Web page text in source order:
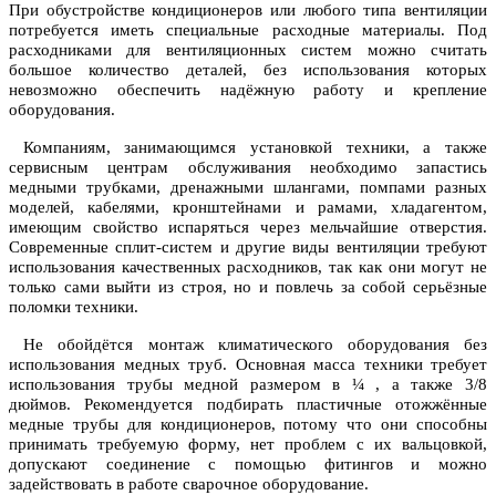
При обустройстве кондиционеров или любого типа вентиляции
потребуется иметь специальные расходные материалы. Под
расходниками для вентиляционных систем можно считать
большое количество деталей, без использования которых
невозможно обеспечить надёжную работу и крепление
оборудования.
Компаниям, занимающимся установкой техники, а также
сервисным центрам обслуживания необходимо запастись
медными трубками, дренажными шлангами, помпами разных
моделей, кабелями, кронштейнами и рамами, хладагентом,
имеющим свойство испаряться через мельчайшие отверстия.
Современные сплит-систем и другие виды вентиляции требуют
использования качественных расходников, так как они могут не
только сами выйти из строя, но и повлечь за собой серьёзные
поломки техники.
Не обойдётся монтаж климатического оборудования без
использования медных труб. Основная масса техники требует
использования трубы медной размером в ¼ , а также 3/8
дюймов. Рекомендуется подбирать пластичные отожжённые
медные трубы для кондиционеров, потому что они способны
принимать требуемую форму, нет проблем с их вальцовкой,
допускают соединение с помощью фитингов и можно
задействовать в работе сварочное оборудование.